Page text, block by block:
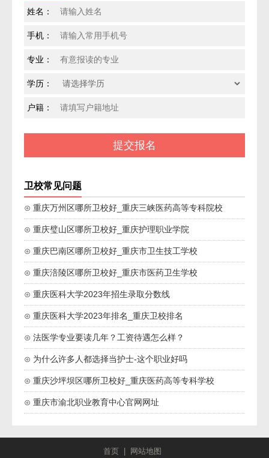
姓名：
手机：
专业：
学历：
户籍：
卫校常见问题
⊙ 重庆万州区哪所卫校好_重庆三峡医药高等专科院校
⊙ 重庆璧山区哪所卫校好_重庆护理职业学院
⊙ 重庆巴南区哪所卫校好_重庆市卫生技工学校
⊙ 重庆涪陵区哪所卫校好_重庆市医药卫生学校
⊙ 重庆医科大学2023年招生录取分数线
⊙ 重庆医科大学2023年排名_重庆卫校排名
⊙ 法医学专业要读几年？工资待遇怎么样？
⊙ 为什么许多人都选择当护士-这个职业好吗
⊙ 重庆沙坪坝区哪所卫校好_重庆医药高等专科学校
⊙ 重庆市渝北职业教育中心官网网址
首页| 网站地图